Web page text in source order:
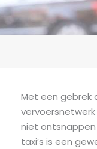
Met een gebrek
vervoersnetwerk
niet ontsnappen
taxi’s is een